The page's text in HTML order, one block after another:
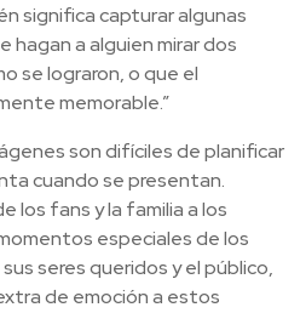
significa capturar algunas
hagan a alguien mirar dos
se lograron, o que el
memorable.”
son difíciles de planificar
cuando se presentan.
los fans y la familia a los
especiales de los
seres queridos y el público,
de emoción a estos